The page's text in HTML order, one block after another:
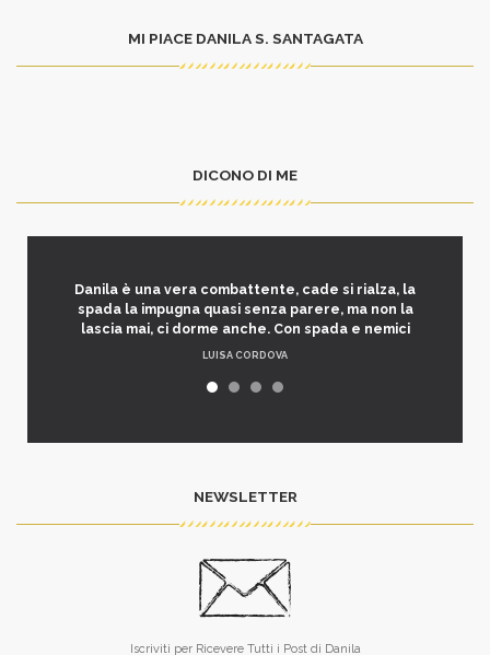
MI PIACE DANILA S. SANTAGATA
DICONO DI ME
Danila è una vera combattente, cade si rialza, la
spada la impugna quasi senza parere, ma non la
lascia mai, ci dorme anche. Con spada e nemici
LUISA CORDOVA
NEWSLETTER
Iscriviti per Ricevere Tutti i Post di Danila